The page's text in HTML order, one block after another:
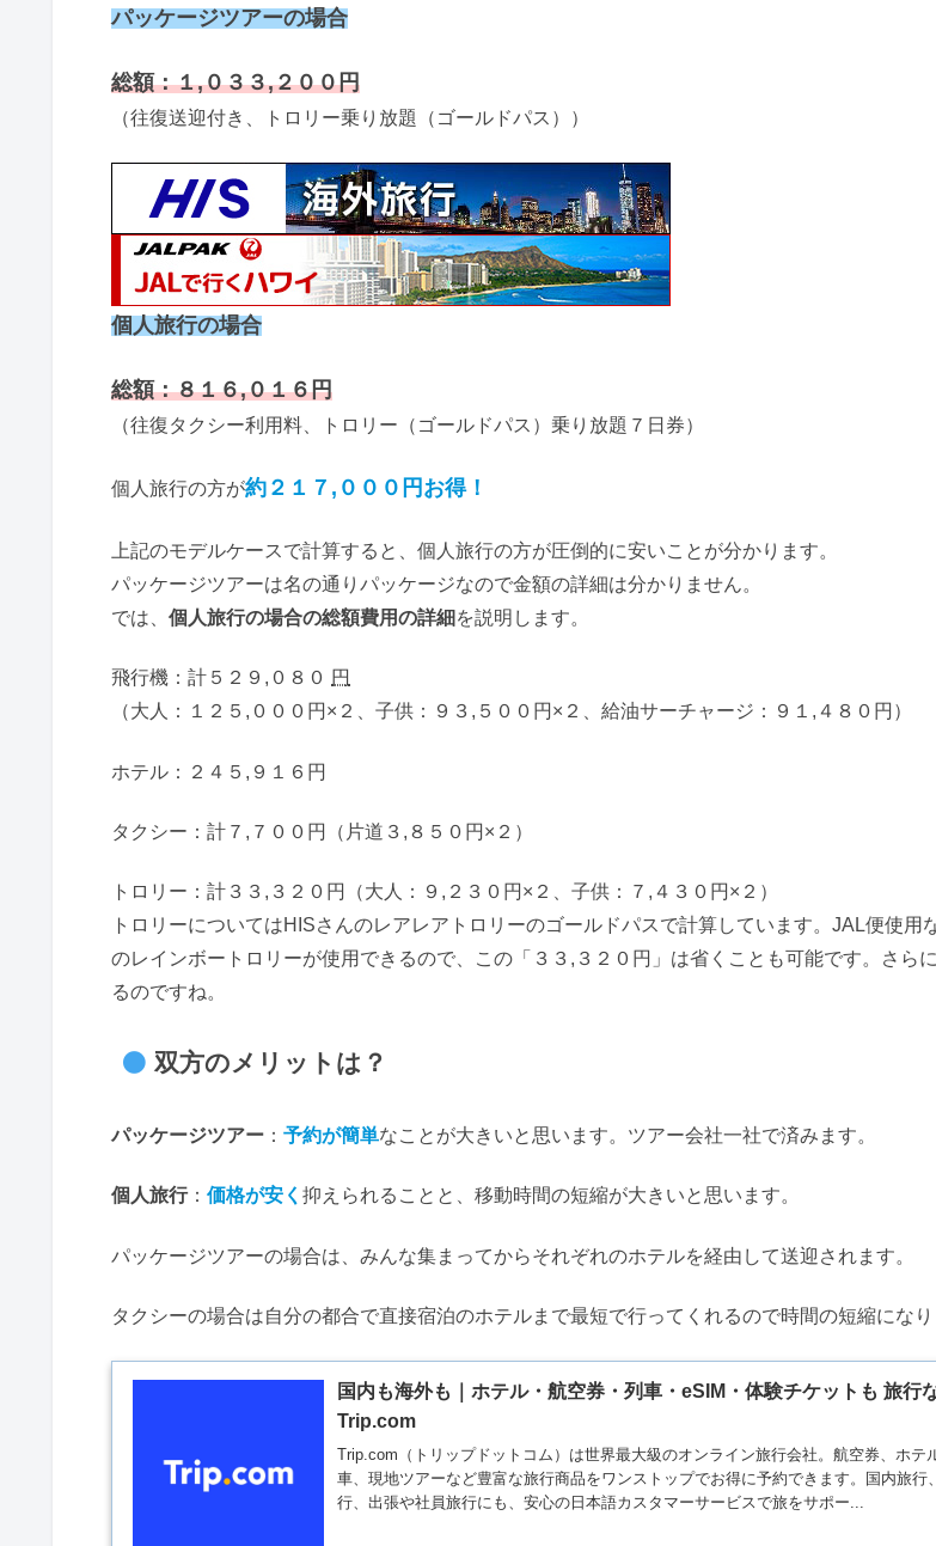
パッケージツアーの場合
総額：１,０３３,２００円
（往復送迎付き、トロリー乗り放題（ゴールドパス））
個人旅行の場合
総額：８１６,０１６円
（往復タクシー利用料、トロリー（ゴールドパス）乗り放題７日券）
個人旅行の方が約２１７,０００円お得！
上記のモデルケースで計算すると、個人旅行の方が圧倒的に安いことが分かります。
パッケージツアーは名の通りパッケージなので金額の詳細は分かりません。
では、 個人旅行の場合の総額費用の詳細 を説明します。
飛行機：計５２９,０８０ 円
（大人：１２５,０００円×２、子供：９３,５００円×２、給油サーチャージ：９１,４８０円）
ホテル：２４５,９１６円
タクシー：計７,７００円（片道３,８５０円×２）
トロリー：計３３,３２０円（大人：９,２３０円×２、子供：７,４３０円×２）
トロリーについてはHISさんのレアレアトロリーのゴールドパスで計算しています。JAL便使用
のレインボートロリーが使用できるので、この「３３,３２０円」は省くことも可能です。さら
るのですね。
双方のメリットは？
パッケージツアー ： 予約が簡単なことが大きいと思います。ツアー会社一社で済みます。
個人旅行： 価格が安く 抑えられることと、移動時間の短縮が大きいと思います。
パッケージツアーの場合は、みんな集まってからそれぞれのホテルを経由して送迎されます。
タクシーの場合は自分の都合で直接宿泊のホテルまで最短で行ってくれるので時間の短縮になり
国内も海外も｜ホテル・航空券・列車・eSIM・体験チケットも 旅行
Trip.com
Trip.com（トリップドットコム）は世界最大級のオンライン旅行会社。航空券、ホテ
車、現地ツアーなど豊富な旅行商品をワンストップでお得に予約できます。国内旅行
行、出張や社員旅行にも、安心の日本語カスタマーサービスで旅をサポー...